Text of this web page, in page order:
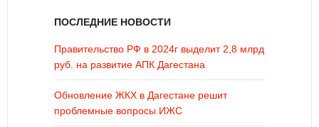
ПОСЛЕДНИЕ НОВОСТИ
Правительство РФ в 2024г выделит 2,8 млрд
руб. на развитие АПК Дагестана
Обновление ЖКХ в Дагестане решит
проблемные вопросы ИЖС